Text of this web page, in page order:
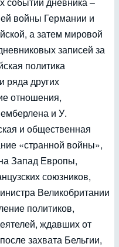
войны Германии и
а затем мировой
записей за
политика
других
отношения,
и У.
и общественная
«странной войны»,
Запад Европы,
союзников,
Великобритании
политиков,
ждавших от
захвата Бельгии,